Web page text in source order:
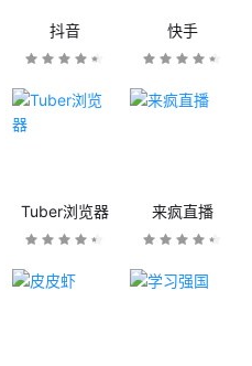
抖音 快手
Tuber浏览器 来疯直播